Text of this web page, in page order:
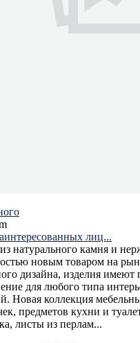
лиц...
натурального камня и
новым товаром на
дизайна, изделия имеют
для любого типа
Новая коллекция
предметов кухни и
листы из перлам...